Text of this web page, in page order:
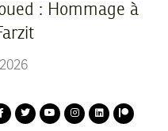
: Hommage à
2026